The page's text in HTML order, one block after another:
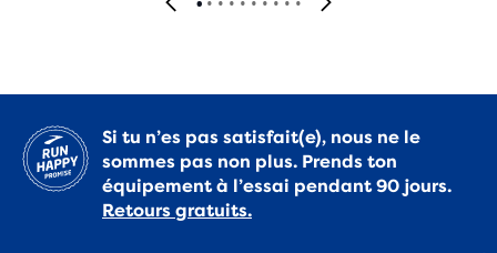
Si tu n’es pas satisfait(e), nous ne le
sommes pas non plus. Prends ton
équipement à l’essai pendant 90 jours.
Retours gratuits.